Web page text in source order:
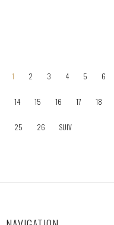
1 2 3 4 5 6
14 15 16 17 18
25 26 SUIV